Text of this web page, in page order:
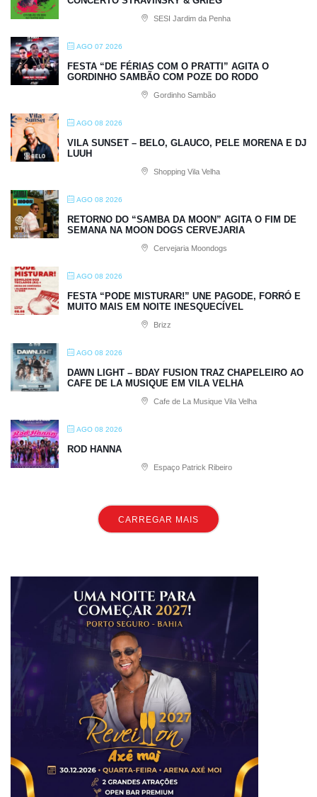
SESI Jardim da Penha
AGO 07 2026
FESTA “DE FÉRIAS COM O PRATTI” AGITA O
GORDINHO SAMBÃO COM POZE DO RODO
Gordinho Sambão
AGO 08 2026
VILA SUNSET – BELO, GLAUCO, PELE MORENA E DJ
LUUH
Shopping Vila Velha
AGO 08 2026
RETORNO DO “SAMBA DA MOON” AGITA O FIM DE
SEMANA NA MOON DOGS CERVEJARIA
Cervejaria Moondogs
AGO 08 2026
FESTA “PODE MISTURAR!” UNE PAGODE, FORRÓ E
MUITO MAIS EM NOITE INESQUECÍVEL
Brizz
AGO 08 2026
DAWN LIGHT – BDAY FUSION TRAZ CHAPELEIRO AO
CAFE DE LA MUSIQUE EM VILA VELHA
Cafe de La Musique Vila Velha
AGO 08 2026
ROD HANNA
Espaço Patrick Ribeiro
CARREGAR MAIS